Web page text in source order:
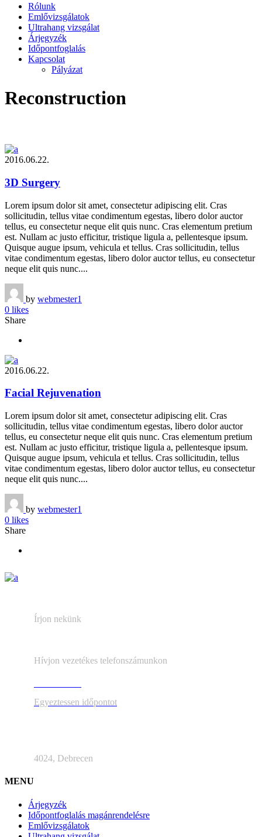
Rólunk
Emlővizsgálatok
Ultrahang vizsgálat
Árjegyzék
Időpontfoglalás
Kapcsolat
Pályázat
Reconstruction
2016.06.22.
3D Surgery
Lorem ipsum dolor sit amet, consectetur adipiscing elit. Cras
sollicitudin, tellus vitae condimentum egestas, libero dolor auctor
tellus, eu consectetur neque elit quis nunc. Cras elementum pretium
est. Nullam ac justo efficitur, tristique ligula a, pellentesque ipsum.
Quisque augue ipsum, vehicula et tellus. Cras sollicitudin, tellus
vitae condimentum egestas, libero dolor auctor tellus, eu consectetur
neque elit quis nunc....
by webmester1
0 likes
Share
2016.06.22.
Facial Rejuvenation
Lorem ipsum dolor sit amet, consectetur adipiscing elit. Cras
sollicitudin, tellus vitae condimentum egestas, libero dolor auctor
tellus, eu consectetur neque elit quis nunc. Cras elementum pretium
est. Nullam ac justo efficitur, tristique ligula a, pellentesque ipsum.
Quisque augue ipsum, vehicula et tellus. Cras sollicitudin, tellus
vitae condimentum egestas, libero dolor auctor tellus, eu consectetur
neque elit quis nunc....
by webmester1
0 likes
Share
Írjon nekünk
Hívjon vezetékes telefonszámunkon
Egyeztessen időpontot
4024, Debrecen
MENU
Árjegyzék
Időpontfoglalás magánrendelésre
Emlővizsgálatok